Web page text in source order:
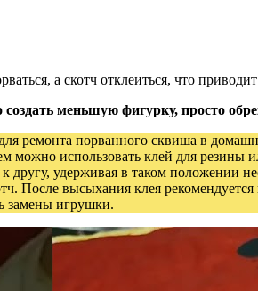
а скотч отклеиться, что
меньшую фигурку, просто
ремонта порванного сквиша в
можно использовать клей для
другу, удерживая в таком положении
После высыхания клея
замены игрушки.